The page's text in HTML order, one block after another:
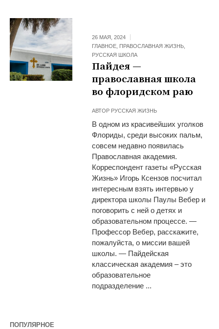
26 МАЯ, 2024
ГЛАВНОЕ ПРАВОСЛАВНАЯ ЖИЗНЬ
РУССКАЯ ШКОЛА
Пайдея —
православная школа
во флоридском раю
АВТОР РУССКАЯ ЖИЗНЬ
В одном из красивейших уголков
Флориды, среди высоких пальм,
совсем недавно появилась
Православная академия.
Корреспондент газеты «Русская
Жизнь» Игорь Ксензов посчитал
интересным взять интервью у
директора школы Паулы Вебер и
поговорить с ней о детях и
образовательном процессе. —
Профессор Вебер, расскажите,
пожалуйста, о миссии вашей
школы. — Пайдейская
классическая академия – это
образовательное
подразделение ...
ПОПУЛЯРНОЕ